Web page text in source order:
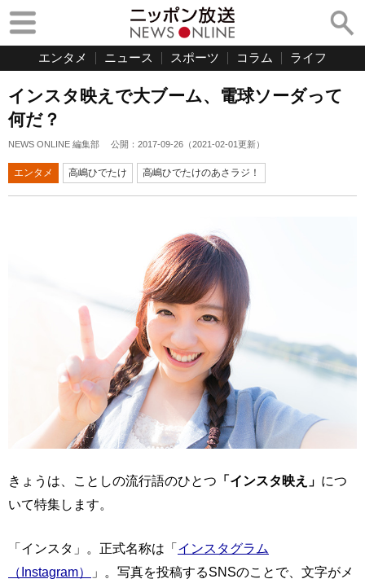
エンタメ ニュース スポーツ コラム ライフ
インスタ映えで大ブーム、電球ソーダって
何だ？
NEWS ONLINE 編集部 公開： 2017-09-26 （2021-02-01更新）
エンタメ 高嶋ひでたけ 高嶋ひでたけのあさラジ！
きょうは、ことしの流行語のひとつ 「インスタ映え」 につ
いて特集します。
「インスタ」。正式名称は「インスタグラム
（Instagram）
」。写真を投稿するSNSのことで、文字がメ